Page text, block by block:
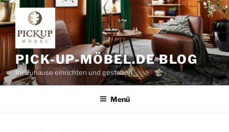
Zum
Inhalt
springen
PICK-UP-MÖBEL.DE BLOG
Ihr Zuhause einrichten und gestalten
Menü